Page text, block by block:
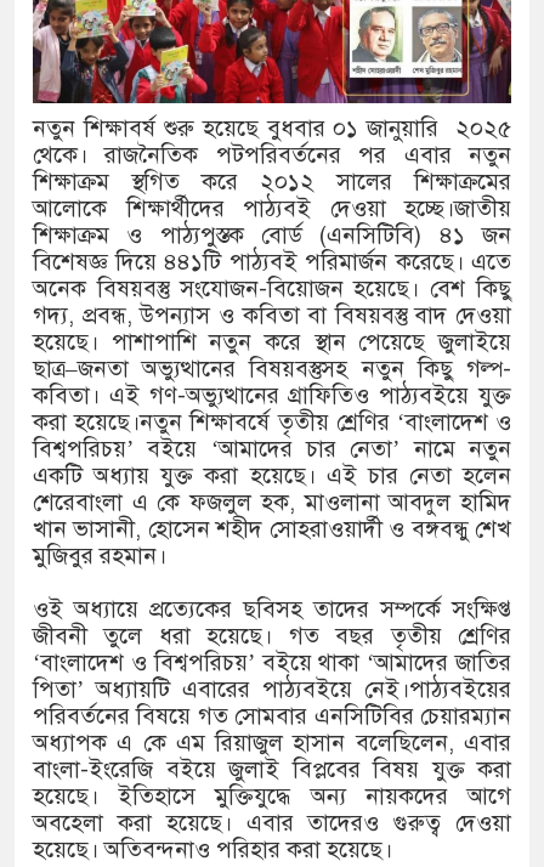
যৌনকর্মীর দালাল চরিত্রে
সারজিস-পাটোয়ারীসহ ১০ জনের
গুলশান থেকে সাবেক মন্ত্রী লতিফ
‘স্কুটি নাকি গোল্ড?’ ক্যাম্পেইনের
এর ফ্রিডম ব্র্যান্ড, বাড়ল ক্যাম্পেইনের
সংবিধান অনুযায়ী যথাসময়ে রাষ্ট্রপতি
১৫২২ পুলিশ সদস্যকে চাকরিতে
খিলক্ষেত থানা বিএনপির যুগ্ম
দেশের ৬ অঞ্চলে ঝড়ের আভাস
সার্ককে আরও গতিশীল করতে চায়
প্রেমের সম্পর্ক ছিন্ন না করায় মা-
প্রধানমন্ত্রীর সঙ্গে নবনিযুক্ত
হামের উপসর্গে আরও ৬ প্রাণহানি,
অবশেষে পদত্যাগ করলেন ভারতের
জামায়াত ফেরেশতাদের দল নয়,
নতুন শিক্ষাবর্ষ শুরু হয়েছে বুধবার ০১ জানুয়ারি ২০২৫
থেকে। রাজনৈতিক পটপরিবর্তনের পর এবার নতুন
শিক্ষাক্রম স্থগিত করে ২০১২ সালের শিক্ষাক্রমের
আলোকে শিক্ষার্থীদের পাঠ্যবই দেওয়া হচ্ছে।জাতীয়
শিক্ষাক্রম ও পাঠ্যপুস্তক বোর্ড (এনসিটিবি) ৪১ জন
বিশেষজ্ঞ দিয়ে ৪৪১টি পাঠ্যবই পরিমার্জন করেছে। এতে
অনেক বিষয়বস্তু সংযোজন-বিয়োজন হয়েছে। বেশ কিছু
গদ্য, প্রবন্ধ, উপন্যাস ও কবিতা বা বিষয়বস্তু বাদ দেওয়া
হয়েছে। পাশাপাশি নতুন করে স্থান পেয়েছে জুলাইয়ে
ছাত্র–জনতা অভ্যুত্থানের বিষয়বস্তুসহ নতুন কিছু গল্প-
কবিতা। এই গণ-অভ্যুত্থানের গ্রাফিতিও পাঠ্যবইয়ে যুক্ত
করা হয়েছে।নতুন শিক্ষাবর্ষে তৃতীয় শ্রেণির ‘বাংলাদেশ ও
বিশ্বপরিচয়’ বইয়ে ‘আমাদের চার নেতা’ নামে নতুন
একটি অধ্যায় যুক্ত করা হয়েছে। এই চার নেতা হলেন
শেরেবাংলা এ কে ফজলুল হক, মাওলানা আবদুল হামিদ
খান ভাসানী, হোসেন শহীদ সোহরাওয়ার্দী ও বঙ্গবন্ধু শেখ
মুজিবুর রহমান।
ওই অধ্যায়ে প্রত্যেকের ছবিসহ তাদের সম্পর্কে সংক্ষিপ্ত
জীবনী তুলে ধরা হয়েছে। গত বছর তৃতীয় শ্রেণির
‘বাংলাদেশ ও বিশ্বপরিচয়’ বইয়ে থাকা ‘আমাদের জাতির
পিতা’ অধ্যায়টি এবারের পাঠ্যবইয়ে নেই।পাঠ্যবইয়ের
পরিবর্তনের বিষয়ে গত সোমবার এনসিটিবির চেয়ারম্যান
অধ্যাপক এ কে এম রিয়াজুল হাসান বলেছিলেন, এবার
বাংলা-ইংরেজি বইয়ে জুলাই বিপ্লবের বিষয় যুক্ত করা
হয়েছে। ইতিহাসে মুক্তিযুদ্ধে অন্য নায়কদের আগে
অবহেলা করা হয়েছে। এবার তাদেরও গুরুত্ব দেওয়া
হয়েছে। অতিবন্দনাও পরিহার করা হয়েছে।